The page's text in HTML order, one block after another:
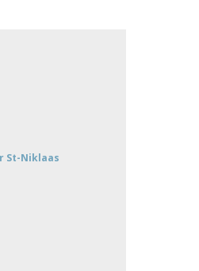
St-Niklaas